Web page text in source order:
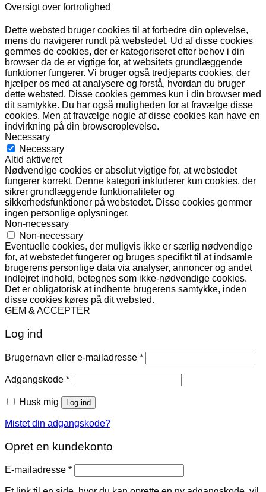
Oversigt over fortrolighed
Dette websted bruger cookies til at forbedre din oplevelse,
mens du navigerer rundt på webstedet. Ud af disse cookies
gemmes de cookies, der er kategoriseret efter behov i din
browser da de er vigtige for, at websitets grundlæggende
funktioner fungerer. Vi bruger også tredjeparts cookies, der
hjælper os med at analysere og forstå, hvordan du bruger
dette websted. Disse cookies gemmes kun i din browser med
dit samtykke. Du har også muligheden for at fravælge disse
cookies. Men at fravælge nogle af disse cookies kan have en
indvirkning på din browseroplevelse.
Necessary
Necessary
Altid aktiveret
Nødvendige cookies er absolut vigtige for, at webstedet
fungerer korrekt. Denne kategori inkluderer kun cookies, der
sikrer grundlæggende funktionaliteter og
sikkerhedsfunktioner på webstedet. Disse cookies gemmer
ingen personlige oplysninger.
Non-necessary
Non-necessary
Eventuelle cookies, der muligvis ikke er særlig nødvendige
for, at webstedet fungerer og bruges specifikt til at indsamle
brugerens personlige data via analyser, annoncer og andet
indlejret indhold, betegnes som ikke-nødvendige cookies.
Det er obligatorisk at indhente brugerens samtykke, inden
disse cookies køres på dit websted.
GEM & ACCEPTÈR
Log ind
Brugernavn eller e-mailadresse *Påkrævet
Adgangskode *Påkrævet
Husk mig Log ind
Mistet din adgangskode?
Opret en kundekonto
E-mailadresse *Påkrævet